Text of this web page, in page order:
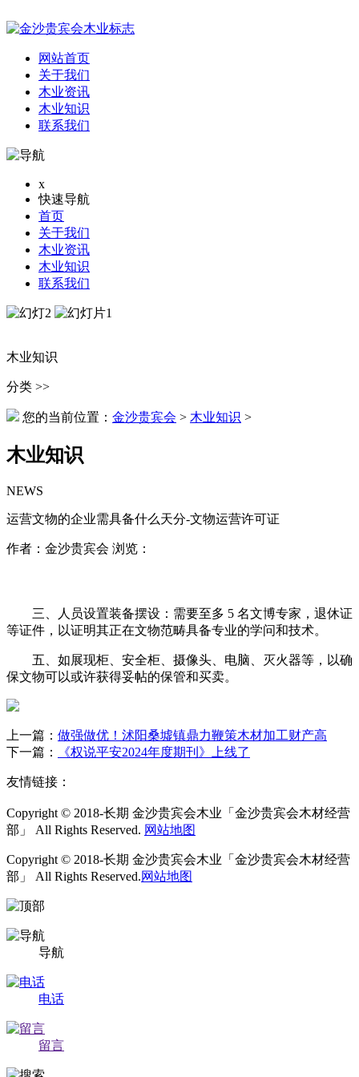
网站首页
关于我们
木业资讯
木业知识
联系我们
x
快速导航
首页
关于我们
木业资讯
木业知识
联系我们
木业知识
分类 >>
您的当前位置： 金沙贵宾会 > 木业知识 >
木业知识
NEWS
运营文物的企业需具备什么天分-文物运营许可证
作者：金沙贵宾会 浏览：
三、人员设置装备摆设：需要至多 5 名文博专家，退休证
等证件，以证明其正在文物范畴具备专业的学问和技术。
五、如展现柜、安全柜、摄像头、电脑、灭火器等，以确
保文物可以或许获得妥帖的保管和买卖。
上一篇： 做强做优！沭阳桑墟镇鼎力鞭策木材加工财产高
下一篇：
《权说平安2024年度期刊》上线了
友情链接：
Copyright © 2018-长期 金沙贵宾会木业「金沙贵宾会木材经营
部」 All Rights Reserved. 网站地图
Copyright © 2018-长期 金沙贵宾会木业「金沙贵宾会木材经营
部」 All Rights Reserved.网站地图
导航
电话
留言